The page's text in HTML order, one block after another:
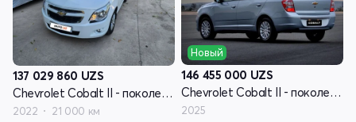
137 029 860 UZS
Chevrolet Cobalt II - поколение рестайлинг
2022 21 000 км
Новый
146 455 000 UZS
Chevrolet Cobalt II - поколение рестайлинг
2025